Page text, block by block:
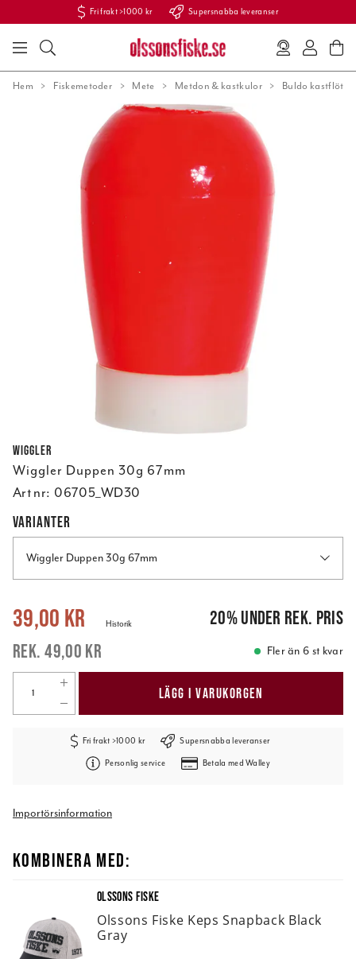
Fri frakt >1000 kr Supersnabba leveranser
Hem Fiskemetoder Mete Metdon & kastkulor Buldo kastflöte
Wiggler
Wiggler Duppen 30g 67mm
Art nr: 06705_WD30
VARIANTER
Wiggler Duppen 30g 67mm
Nuvarande pris: 49,00 kr
39,00 kr
49,00 kr
Historik 20%under rek. pris
Fler än 6 st kvar
LÄGG I VARUKORGEN
Fri frakt >1000 kr Supersnabba leveranser
Personlig service Betala med Walley
Importörsinformation
KOMBINERA MED:
OLSSONS FISKE
Olssons Fiske Keps Snapback Black
Gray